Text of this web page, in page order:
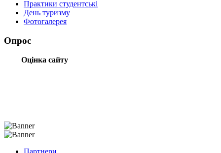
Практики студентські
День туризму
Фотогалерея
Опрос
Оцінка сайту